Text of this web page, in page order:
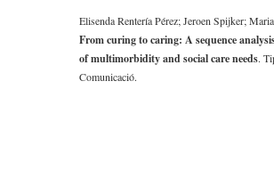
Elisenda Rentería Pérez; Jeroen Spijker;
From curing to caring: A sequence
of multimorbidity and social care needs.
Comunicació.